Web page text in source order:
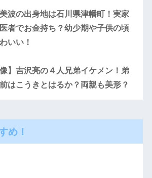
波の出身地は石川県津幡町！実家
者でお金持ち？幼少期や子供の頃
いい！
像】吉沢亮の４人兄弟イケメン！弟
はこうきとはるか？両親も美形？
め！